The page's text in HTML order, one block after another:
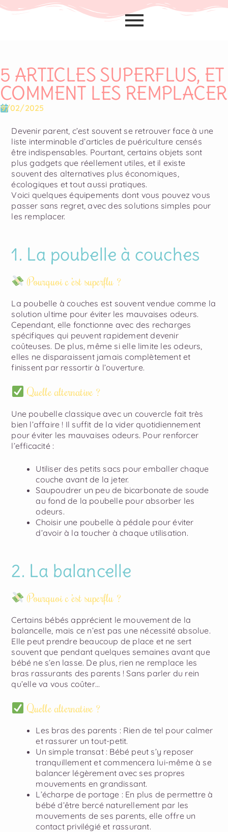
5 ARTICLES SUPERFLUS, ET
COMMENT LES REMPLACER
02/2025
Devenir parent, c’est souvent se retrouver face à une
liste interminable d’articles de puériculture censés
être indispensables. Pourtant, certains objets sont
plus gadgets que réellement utiles, et il existe
souvent des alternatives plus économiques,
écologiques et tout aussi pratiques.
Voici quelques équipements dont vous pouvez vous
passer sans regret, avec des solutions simples pour
les remplacer.
1. La poubelle à couches
Pourquoi c ’est superflu ?
La poubelle à couches est souvent vendue comme la
solution ultime pour éviter les mauvaises odeurs.
Cependant, elle fonctionne avec des recharges
spécifiques qui peuvent rapidement devenir
coûteuses. De plus, même si elle limite les odeurs,
elles ne disparaissent jamais complètement et
finissent par ressortir à l’ouverture.
Quelle alternative ?
Une poubelle classique avec un couvercle fait très
bien l’affaire ! Il suffit de la vider quotidiennement
pour éviter les mauvaises odeurs. Pour renforcer
l’efficacité :
Utiliser des petits sacs pour emballer chaque
couche avant de la jeter.
Saupoudrer un peu de bicarbonate de soude
au fond de la poubelle pour absorber les
odeurs.
Choisir une poubelle à pédale pour éviter
d’avoir à la toucher à chaque utilisation.
2. La balancelle
Pourquoi c ’est superflu ?
Certains bébés apprécient le mouvement de la
balancelle, mais ce n’est pas une nécessité absolue.
Elle peut prendre beaucoup de place et ne sert
souvent que pendant quelques semaines avant que
bébé ne s’en lasse. De plus, rien ne remplace les
bras rassurants des parents ! Sans parler du rein
qu’elle va vous coûter…
Quelle alternative ?
Les bras des parents : Rien de tel pour calmer
et rassurer un tout-petit.
Un simple transat: Bébé peut s’y reposer
tranquillement et commencera lui-même à se
balancer légèrement avec ses propres
mouvements en grandissant.
L’écharpe de portage : En plus de permettre à
bébé d’être bercé naturellement par les
mouvements de ses parents, elle offre un
contact privilégié et rassurant.